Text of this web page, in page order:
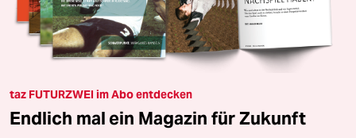
taz FUTURZWEI im Abo entdecken
Endlich mal ein Magazin für Zukunft